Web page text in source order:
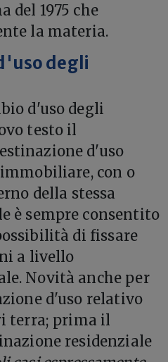
del 1975 che
la materia.
degli
d'uso degli
testo il
d'uso
con o
della stessa
è sempre consentito
di fissare
a livello
Novità anche per
d'uso relativo
terra; prima il
residenziale